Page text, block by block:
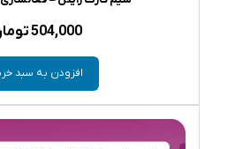
504,000
افزودن به سبد